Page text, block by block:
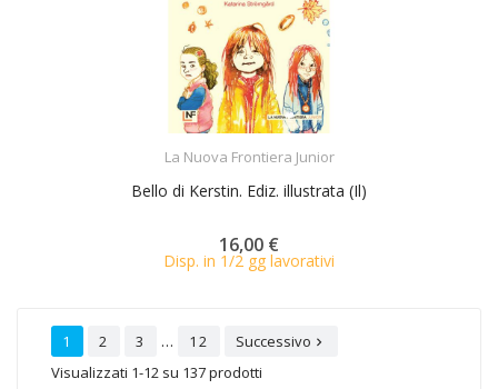
La Nuova Frontiera Junior
Bello di Kerstin. Ediz. illustrata (Il)
16,00 €
Disp. in 1/2 gg lavorativi
1 2 3 … 12 Successivo 
Visualizzati 1-12 su 137 prodotti